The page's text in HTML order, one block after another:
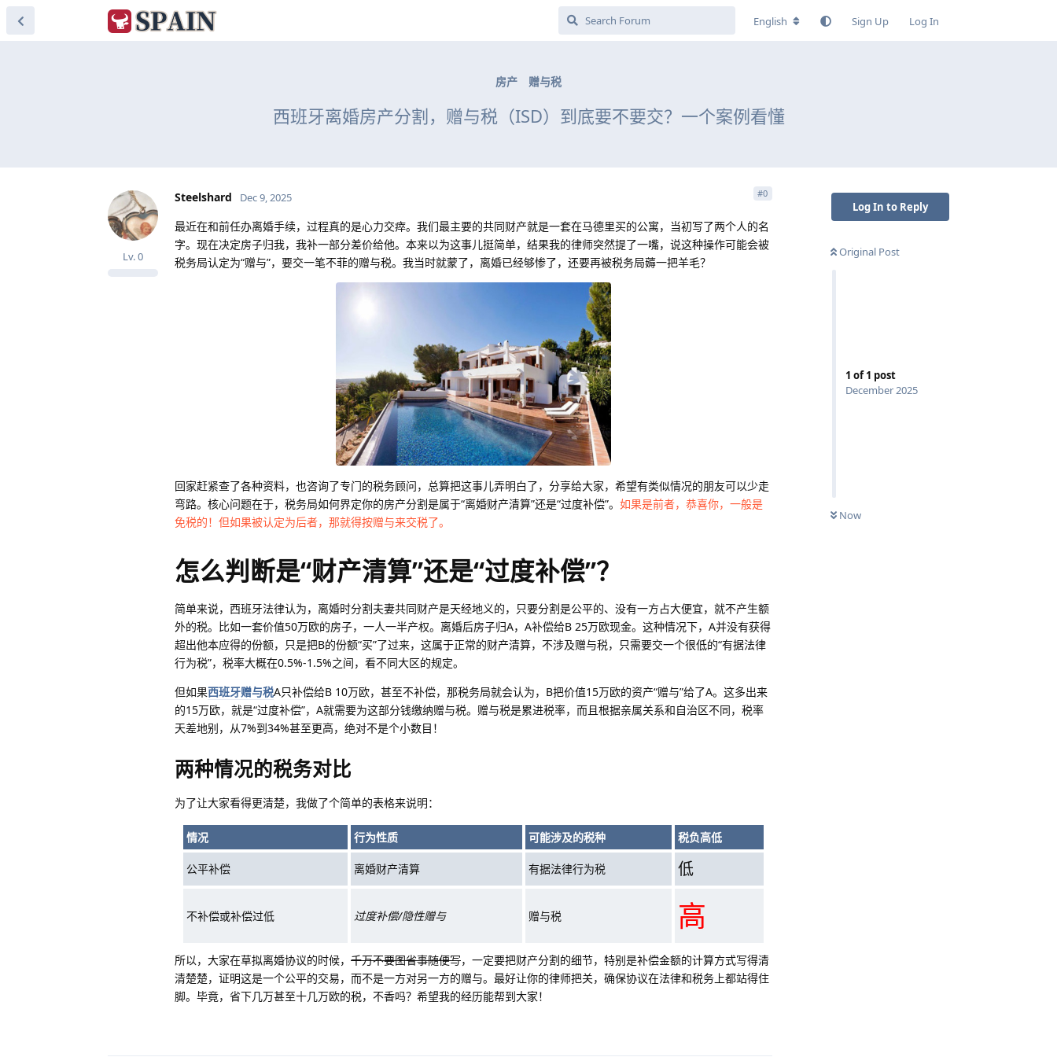
English Sign Up Log In
房产 赠与税
西班牙离婚房产分割，赠与税（ISD）到底要不要交？一个案例看懂
Log In to Reply
Original Post
1 of1 post
December 2025
Now
Steelshard
Lv.0
Dec 9, 2025 #0
最近在和前任办离婚手续，过程真的是心力交瘁。我们最主要的共同财产就是一套在马德里买的公寓，当初写了两个人的名
字。现在决定房子归我，我补一部分差价给他。本来以为这事儿挺简单，结果我的律师突然提了一嘴，说这种操作可能会被
税务局认定为“赠与”，要交一笔不菲的赠与税。我当时就蒙了，离婚已经够惨了，还要再被税务局薅一把羊毛？
回家赶紧查了各种资料，也咨询了专门的税务顾问，总算把这事儿弄明白了，分享给大家，希望有类似情况的朋友可以少走
弯路。核心问题在于，税务局如何界定你的房产分割是属于“离婚财产清算”还是“过度补偿”。 如果是前者，恭喜你，一般是
免税的！但如果被认定为后者，那就得按赠与来交税了。
怎么判断是“财产清算”还是“过度补偿”？
简单来说，西班牙法律认为，离婚时分割夫妻共同财产是天经地义的，只要分割是公平的、没有一方占大便宜，就不产生额
外的税。比如一套价值50万欧的房子，一人一半产权。离婚后房子归A，A补偿给B 25万欧现金。这种情况下，A并没有获得
超出他本应得的份额，只是把B的份额“买”了过来，这属于正常的财产清算，不涉及赠与税，只需要交一个很低的“有据法律
行为税”，税率大概在0.5%-1.5%之间，看不同大区的规定。
但如果西班牙赠与税A只补偿给B 10万欧，甚至不补偿，那税务局就会认为，B把价值15万欧的资产“赠与”给了A。这多出来
的15万欧，就是“过度补偿”，A就需要为这部分钱缴纳赠与税。赠与税是累进税率，而且根据亲属关系和自治区不同，税率
天差地别，从7%到34%甚至更高，绝对不是个小数目！
两种情况的税务对比
为了让大家看得更清楚，我做了个简单的表格来说明：
情况 行为性质 可能涉及的税种 税负高低
公平补偿 离婚财产清算 有据法律行为税 低
不补偿或补偿过低 过度补偿/隐性赠与 赠与税 高
所以，大家在草拟离婚协议的时候， 千万不要图省事随便写，一定要把财产分割的细节，特别是补偿金额的计算方式写得清
清楚楚，证明这是一个公平的交易，而不是一方对另一方的赠与。最好让你的律师把关，确保协议在法律和税务上都站得住
脚。毕竟，省下几万甚至十几万欧的税，不香吗？希望我的经历能帮到大家！